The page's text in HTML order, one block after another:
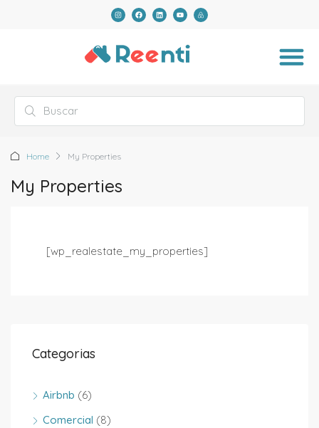
Home My Properties
My Properties
[wp_realestate_my_properties]
Categorias
Airbnb (6)
Comercial (8)